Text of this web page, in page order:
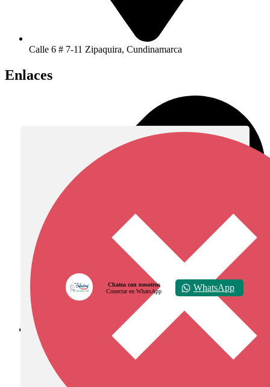
Calle 6 # 7-11 Zipaquira, Cundinamarca
Enlaces
Diócesis de Zipaquirá
Chatea con nosotros
Conectar en WhatsApp
WhatsApp